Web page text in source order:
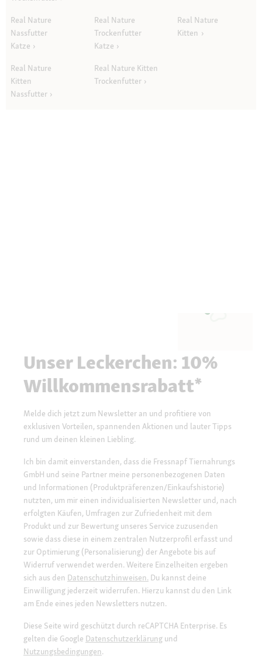
Real Nature
Nassfutter
Katze
Real Nature
Trockenfutter
Katze
Real Nature
Kitten
Real Nature
Kitten
Nassfutter
Real Nature Kitten
Trockenfutter
Unser Leckerchen: 10%
Willkommensrabatt*
Melde dich jetzt zum Newsletter an und profitiere von
exklusiven Vorteilen, spannenden Aktionen und lauter Tipps
rund um deinen kleinen Liebling.
Ich bin damit einverstanden, dass die Fressnapf Tiernahrungs
GmbH und seine Partner meine personenbezogenen Daten
und Informationen (Produktpräferenzen/Einkaufshistorie)
nutzten, um mir einen individualisierten Newsletter und, nach
erfolgten Käufen, Umfragen zur Zufriedenheit mit dem
Produkt und zur Bewertung unseres Service zuzusenden
sowie dass diese in einem zentralen Nutzerprofil erfasst und
zur Optimierung (Personalisierung) der Angebote bis auf
Widerruf verwendet werden. Weitere Einzelheiten ergeben
sich aus den Datenschutzhinweisen. Du kannst deine
Einwilligung jederzeit widerrufen. Hierzu kannst du den Link
am Ende eines jeden Newsletters nutzen.
Diese Seite wird geschützt durch reCAPTCHA Enterprise. Es
gelten die Google Datenschutzerklärung und
Nutzungsbedingungen.